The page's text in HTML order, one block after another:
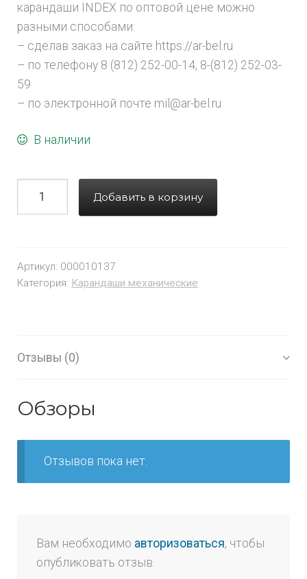
карандаши INDEX по оптовой цене можно
разными способами:
– сделав заказ на сайте https://ar-bel.ru
– по телефону 8 (812) 252-00-14, 8-(812) 252-03-
59
– по электронной почте mil@ar-bel.ru
В наличии
Добавить в корзину
Артикул: 000010137
Категория: Карандаши механические
Отзывы (0)
Обзоры
Отзывов пока нет.
Вам необходимо авторизоваться, чтобы
опубликовать отзыв.